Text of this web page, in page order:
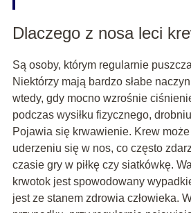
Dlaczego z nosa leci
Są osoby, którym regularnie
Niektórzy mają bardzo słabe
wtedy, gdy mocno wzrośnie
podczas wysiłku fizycznego,
Pojawia się krwawienie. Krew
uderzeniu się w nos, co często
czasie gry w piłkę czy siatkówkę.
krwotok jest spowodowany
jest ze stanem zdrowia człowieka.